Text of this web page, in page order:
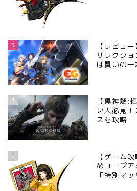
3
【レビュ
ザレクシ
ば買いの一
4
【黒神話:
い人必見
スを攻略
5
【ゲーム
めコープ
「特別マッ